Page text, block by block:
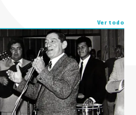
Ver todo